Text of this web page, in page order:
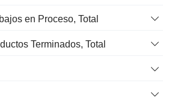
en Proceso, Total
Terminados, Total